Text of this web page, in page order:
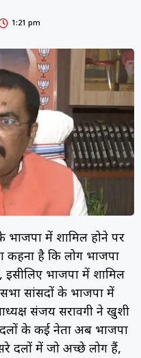
1:21 pm
भाजपा में शामिल होने पर
कहना है कि लोग भाजपा
इसीलिए भाजपा में शामिल
सांसदों के भाजपा में
संजय सरावगी ने खुशी
दलों के कई नेता अब भाजपा
दलों में जो अच्छे लोग हैं,